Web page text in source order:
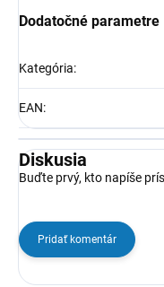
Dodatočné parametre
Kategória:
EAN:
Diskusia
Buďte prvý, kto napíše
Pridať komentár